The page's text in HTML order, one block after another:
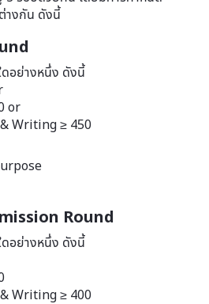
างกัน ดังนี้
อย่างหนึ่ง ดังนี้
or
Writing ≥ 450
Round
อย่างหนึ่ง ดังนี้
Writing ≥ 400